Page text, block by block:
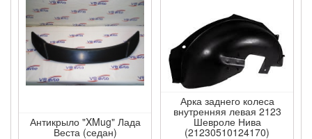
Антикрыло "XMug" Лада
Веста (седан)
Арка заднего колеса
внутренняя левая 2123
Шевроле Нива
(21230510124170)